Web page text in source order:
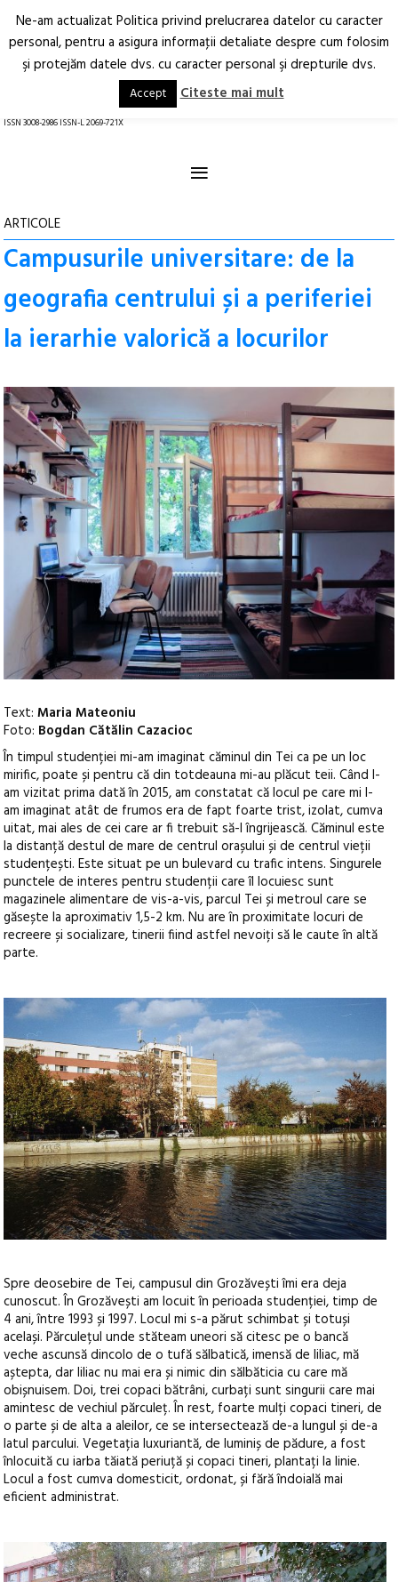
Arhitectură.
Oraș.
RO EN
ISSN 3008-2986 ISSN-L 2069-721X
≡
ARTICOLE
Campusurile universitare: de la
geografia centrului și a periferiei
la ierarhie valorică a locurilor
Text:Maria Mateoniu
Foto: Bogdan Cătălin Cazacioc
În timpul studenției mi-am imaginat căminul din Tei ca pe un loc
mirific, poate și pentru că din totdeauna mi-au plăcut teii. Când l-
am vizitat prima dată în 2015, am constatat că locul pe care mi l-
am imaginat atât de frumos era de fapt foarte trist, izolat, cumva
uitat, mai ales de cei care ar fi trebuit să-l îngrijească.Căminul este
la distanță destul de mare de centrul orașului și de centrul vieții
studențești. Este situat pe un bulevard cu trafic intens. Singurele
punctele de interes pentru studenții care îl locuiesc sunt
magazinele alimentare de vis-a-vis, parcul Tei și metroul care se
găsește la aproximativ 1,5-2 km. Nu are în proximitate locuri de
recreere și socializare, tinerii fiind astfel nevoiți să le caute în altă
parte.
Spre deosebire de Tei, campusul din Grozăvești îmi era deja
cunoscut. În Grozăvești am locuit în perioada studenției, timp de
4 ani, între 1993 și 1997. Locul mi s-a părut schimbat și totuși
același. Părculețul unde stăteam uneori să citesc pe o bancă
veche ascunsă dincolo de o tufă sălbatică, imensă de liliac, mă
aștepta, dar liliac nu mai era și nimic din sălbăticia cu care mă
obișnuisem. Doi, trei copaci bătrâni, curbați sunt singurii care mai
amintesc de vechiul părculeț. În rest, foarte mulți copaci tineri, de
o parte și de alta a aleilor, ce se intersectează de-a lungul și de-a
latul parcului. Vegetația luxuriantă, de luminiș de pădure, a fost
înlocuită cu iarba tăiată periuță și copaci tineri, plantați la linie.
Locul a fost cumva domesticit, ordonat, și fără îndoială mai
eficient administrat.
Ne-am actualizat Politica privind prelucrarea datelor cu caracter
personal, pentru a asigura informaţii detaliate despre cum folosim
şi protejăm datele dvs. cu caracter personal şi drepturile dvs.
Accept Citeste mai mult